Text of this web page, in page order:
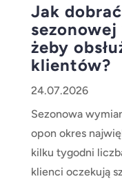
Jak
żeby
klientów?
24.07.2026
Sezonowa
opon okres
kilku tygodni
klienci oczekują